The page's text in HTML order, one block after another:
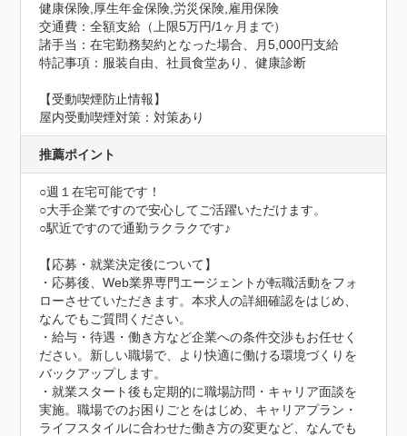
健康保険,厚生年金保険,労災保険,雇用保険
交通費：全額支給（上限5万円/1ヶ月まで）
諸手当：在宅勤務契約となった場合、月5,000円支給
特記事項：服装自由、社員食堂あり、健康診断
【受動喫煙防止情報】
屋内受動喫煙対策：対策あり
推薦ポイント
○週１在宅可能です！
○大手企業ですので安心してご活躍いただけます。
○駅近ですので通勤ラクラクです♪
【応募・就業決定後について】
・応募後、Web業界専門エージェントが転職活動をフォ
ローさせていただきます。本求人の詳細確認をはじめ、
なんでもご質問ください。
・給与・待遇・働き方など企業への条件交渉もお任せく
ださい。新しい職場で、より快適に働ける環境づくりを
バックアップします。
・就業スタート後も定期的に職場訪問・キャリア面談を
実施。職場でのお困りごとをはじめ、キャリアプラン・
ライフスタイルに合わせた働き方の変更など、なんでも